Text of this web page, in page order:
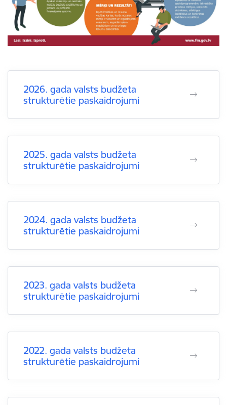
2026. gada valsts budžeta
strukturētie paskaidrojumi
2025. gada valsts budžeta
strukturētie paskaidrojumi
2024. gada valsts budžeta
strukturētie paskaidrojumi
2023. gada valsts budžeta
strukturētie paskaidrojumi
2022. gada valsts budžeta
strukturētie paskaidrojumi